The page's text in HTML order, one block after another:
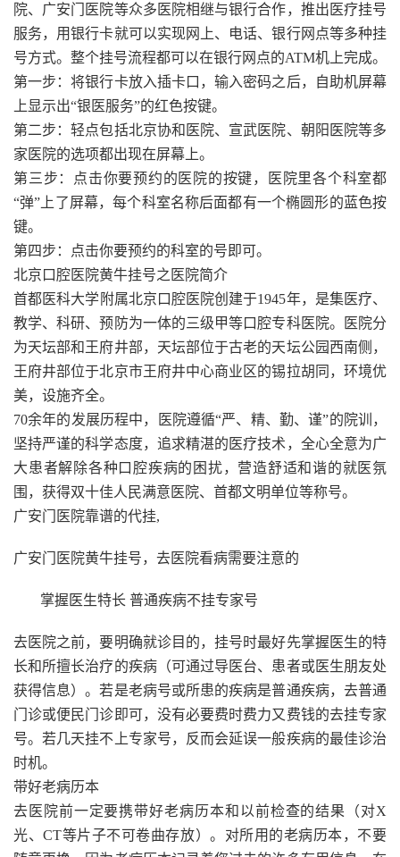
院、广安门医院等众多医院相继与银行合作，推出医疗挂号
服务，用银行卡就可以实现网上、电话、银行网点等多种挂
号方式。整个挂号流程都可以在银行网点的ATM机上完成。
第一步：将银行卡放入插卡口，输入密码之后，自助机屏幕
上显示出“银医服务”的红色按键。
第二步：轻点包括北京协和医院、宣武医院、朝阳医院等多
家医院的选项都出现在屏幕上。
第三步：点击你要预约的医院的按键，医院里各个科室都
“弹”上了屏幕，每个科室名称后面都有一个椭圆形的蓝色按
键。
第四步：点击你要预约的科室的号即可。
北京口腔医院黄牛挂号之医院简介
首都医科大学附属北京口腔医院创建于1945年，是集医疗、
教学、科研、预防为一体的三级甲等口腔专科医院。医院分
为天坛部和王府井部，天坛部位于古老的天坛公园西南侧，
王府井部位于北京市王府井中心商业区的锡拉胡同，环境优
美，设施齐全。
70余年的发展历程中，医院遵循“严、精、勤、谨”的院训，
坚持严谨的科学态度，追求精湛的医疗技术，全心全意为广
大患者解除各种口腔疾病的困扰，营造舒适和谐的就医氛
围，获得双十佳人民满意医院、首都文明单位等称号。
广安门医院靠谱的代挂,
广安门医院黄牛挂号，去医院看病需要注意的
掌握医生特长 普通疾病不挂专家号
去医院之前，要明确就诊目的，挂号时最好先掌握医生的特
长和所擅长治疗的疾病（可通过导医台、患者或医生朋友处
获得信息）。若是老病号或所患的疾病是普通疾病，去普通
门诊或便民门诊即可，没有必要费时费力又费钱的去挂专家
号。若几天挂不上专家号，反而会延误一般疾病的最佳诊治
时机。
带好老病历本
去医院前一定要携带好老病历本和以前检查的结果（对X
光、CT等片子不可卷曲存放）。对所用的老病历本，不要